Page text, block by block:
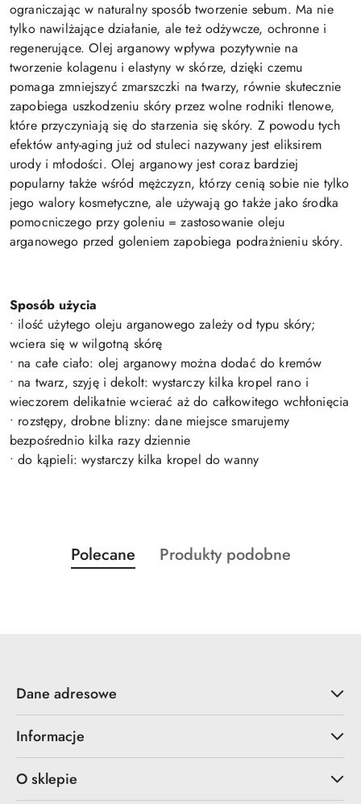
ograniczając w naturalny sposób tworzenie sebum. Ma nie
tylko nawilżające działanie, ale też odżywcze, ochronne i
regenerujące. Olej arganowy wpływa pozytywnie na
tworzenie kolagenu i elastyny w skórze, dzięki czemu
pomaga zmniejszyć zmarszczki na twarzy, równie skutecznie
zapobiega uszkodzeniu skóry przez wolne rodniki tlenowe,
które przyczyniają się do starzenia się skóry. Z powodu tych
efektów anty-aging już od stuleci nazywany jest eliksirem
urody i młodości. Olej arganowy jest coraz bardziej
popularny także wśród mężczyzn, którzy cenią sobie nie tylko
jego walory kosmetyczne, ale używają go także jako środka
pomocniczego przy goleniu = zastosowanie oleju
arganowego przed goleniem zapobiega podrażnieniu skóry.
Sposób użycia
• ilość użytego oleju arganowego zależy od typu skóry;
wciera się w wilgotną skórę
• na całe ciało: olej arganowy można dodać do kremów
• na twarz, szyję i dekolt: wystarczy kilka kropel rano i
wieczorem delikatnie wcierać aż do całkowitego wchłonięcia
• rozstępy, drobne blizny: dane miejsce smarujemy
bezpośrednio kilka razy dziennie
• do kąpieli: wystarczy kilka kropel do wanny
Pomiń karuzelę produktów
Produkty
o
Polecane
Produkty
Produkty podobne
Dane adresowe
Informacje
O sklepie